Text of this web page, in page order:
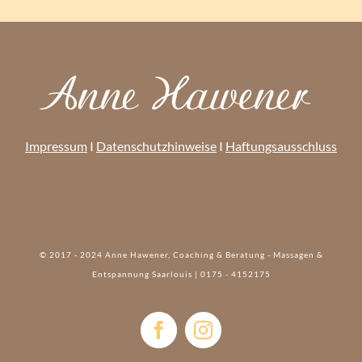
Impressum I Datenschutzhinweise I Haftungsausschluss
© 2017 - 2024 Anne Hawener, Coaching & Beratung - Massagen &
Entspannung Saarlouis | 0175 - 4152175‬
FacebookInstagram